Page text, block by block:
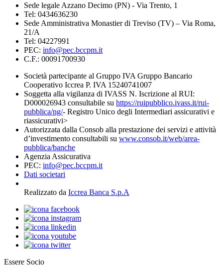
Sede legale Azzano Decimo (PN) - Via Trento, 1
Tel: 0434636230
Sede Amministrativa Monastier di Treviso (TV) – Via Roma,
21/A
Tel: 04227991
PEC: info@pec.bccpm.it
C.F.: 00091700930
Società partecipante al Gruppo IVA Gruppo Bancario
Cooperativo Iccrea P. IVA 15240741007
Soggetta alla vigilanza di IVASS N. Iscrizione al RUI:
D000026943 consultabile su https://ruipubblico.ivass.it/rui-
pubblica/ng/- Registro Unico degli Intermediari assicurativi e
riassicurativi>
Autorizzata dalla Consob alla prestazione dei servizi e attività
d’investimento consultabili su www.consob.it/web/area-
pubblica/banche
Agenzia Assicurativa
PEC: info@pec.bccpm.it
Dati societari
Realizzato da Iccrea Banca S.p.A
Essere Socio